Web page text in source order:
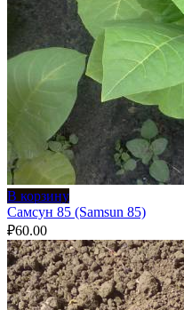
В корзину
Самсун 85 (Samsun 85)
₽60.00